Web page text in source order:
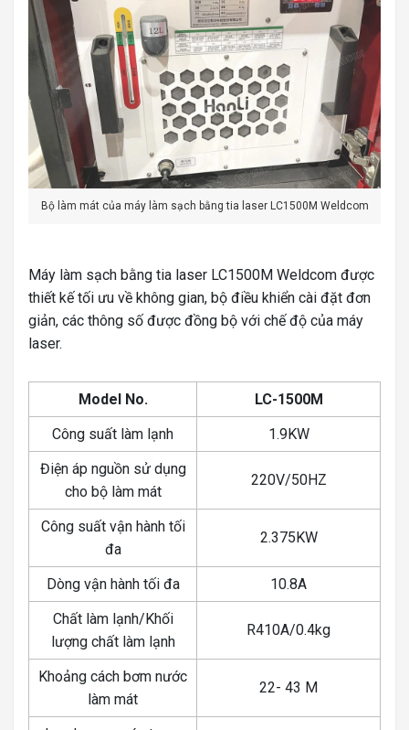
Bộ làm mát của máy làm sạch bằng tia laser LC1500M Weldcom
Máy làm sạch bằng tia laser LC1500M Weldcom được
thiết kế tối ưu về không gian, bộ điều khiển cài đặt đơn
giản, các thông số được đồng bộ với chế độ của máy
laser.
Model No.
LC-1500M
Công suất làm lạnh
1.9KW
Điện áp nguồn sử dụng
cho bộ làm mát
220V/50HZ
Công suất vận hành tối
đa
2.375KW
Dòng vận hành tối đa
10.8A
Chất làm lạnh/Khối
lượng chất làm lạnh
R410A/0.4kg
Khoảng cách bơm nước
làm mát
22- 43 M